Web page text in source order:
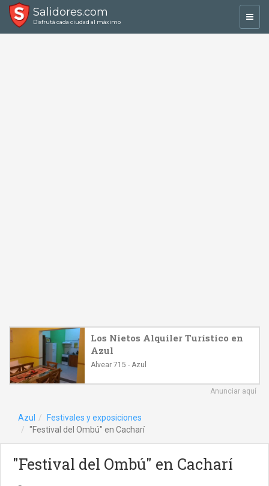
Salidores.com
Disfrutá cada ciudad al máximo
Los Nietos Alquiler Turístico en
Azul
Alvear 715 - Azul
Anunciar aquí
Azul
Festivales y exposiciones
"Festival del Ombú" en Cacharí
"Festival del Ombú" en Cacharí